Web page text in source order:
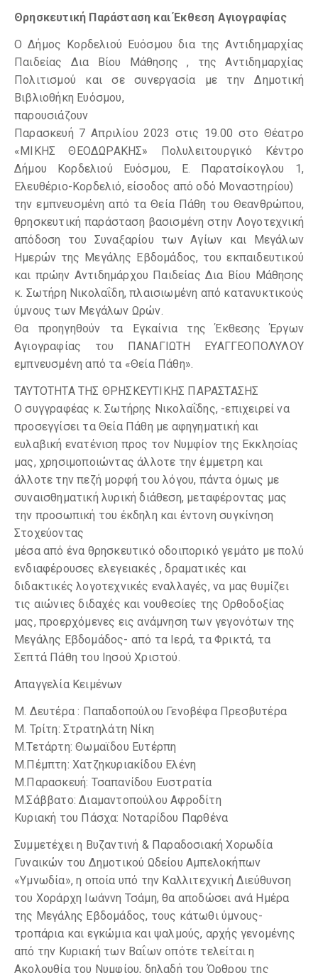
Θρησκευτική Παράσταση και Έκθεση Αγιογραφίας
Ο Δήμος Κορδελιού Ευόσμου δια της Αντιδημαρχίας
Παιδείας Δια Βίου Μάθησης , της Αντιδημαρχίας
Πολιτισμού και σε συνεργασία με την Δημοτική
Βιβλιοθήκη Ευόσμου,
παρουσιάζουν
Παρασκευή 7 Απριλίου 2023 στις 19.00 στο Θέατρο
«ΜΙΚΗΣ ΘΕΟΔΩΡΑΚΗΣ» Πολυλειτουργικό Κέντρο
Δήμου Κορδελιού Ευόσμου, Ε. Παρατσίκογλου 1,
Ελευθέριο-Κορδελιό, είσοδος από οδό Μοναστηρίου)
την εμπνευσμένη από τα Θεία Πάθη του Θεανθρώπου,
θρησκευτική παράσταση βασισμένη στην Λογοτεχνική
απόδοση του Συναξαρίου των Αγίων και Μεγάλων
Ημερών της Μεγάλης Εβδομάδος, του εκπαιδευτικού
και πρώην Αντιδημάρχου Παιδείας Δια Βίου Μάθησης
κ. Σωτήρη Νικολαΐδη, πλαισιωμένη από κατανυκτικούς
ύμνους των Μεγάλων Ωρών.
Θα προηγηθούν τα Εγκαίνια της Έκθεσης Έργων
Αγιογραφίας του ΠΑΝΑΓΙΩΤΗ ΕΥΑΓΓΕΟΠΟΛΥΛΟΥ
εμπνευσμένη από τα «Θεία Πάθη».
ΤΑΥΤΟΤΗΤΑ ΤΗΣ ΘΡΗΣΚΕΥΤΙΚΗΣ ΠΑΡΑΣΤΑΣΗΣ
Ο συγγραφέας κ. Σωτήρης Νικολαΐδης, -επιχειρεί να
προσεγγίσει τα Θεία Πάθη με αφηγηματική και
ευλαβική ενατένιση προς τον Νυμφίον της Εκκλησίας
μας, χρησιμοποιώντας άλλοτε την έμμετρη και
άλλοτε την πεζή μορφή του λόγου, πάντα όμως με
συναισθηματική λυρική διάθεση, μεταφέροντας μας
την προσωπική του έκδηλη και έντονη συγκίνηση
Στοχεύοντας
μέσα από ένα θρησκευτικό οδοιπορικό γεμάτο με πολύ
ενδιαφέρουσες ελεγειακές , δραματικές και
διδακτικές λογοτεχνικές εναλλαγές, να μας θυμίζει
τις αιώνιες διδαχές και νουθεσίες της Ορθοδοξίας
μας, προερχόμενες εις ανάμνηση των γεγονότων της
Μεγάλης Εβδομάδος- από τα Ιερά, τα Φρικτά, τα
Σεπτά Πάθη του Ιησού Χριστού.
Απαγγελία Κειμένων
Μ. Δευτέρα : Παπαδοπούλου Γενοβέφα Πρεσβυτέρα
Μ. Τρίτη: Στρατηλάτη Νίκη
Μ.Τετάρτη: Θωμαϊδου Ευτέρπη
Μ.Πέμπτη: Χατζηκυριακίδου Ελένη
Μ.Παρασκευή: Τσαπανίδου Ευστρατία
Μ.Σάββατο: Διαμαντοπούλου Αφροδίτη
Κυριακή του Πάσχα: Νοταρίδου Παρθένα
Συμμετέχει η Βυζαντινή & Παραδοσιακή Χορωδία
Γυναικών του Δημοτικού Ωδείου Αμπελοκήπων
«Υμνωδία», η οποία υπό την Καλλιτεχνική Διεύθυνση
του Χοράρχη Ιωάννη Τσάμη, θα αποδώσει ανά Ημέρα
της Μεγάλης Εβδομάδος, τους κάτωθι ύμνους-
τροπάρια και εγκώμια και ψαλμούς, αρχής γενομένης
από την Κυριακή των Βαΐων οπότε τελείται η
Ακολουθία του Νυμφίου, δηλαδή του Όρθρου της